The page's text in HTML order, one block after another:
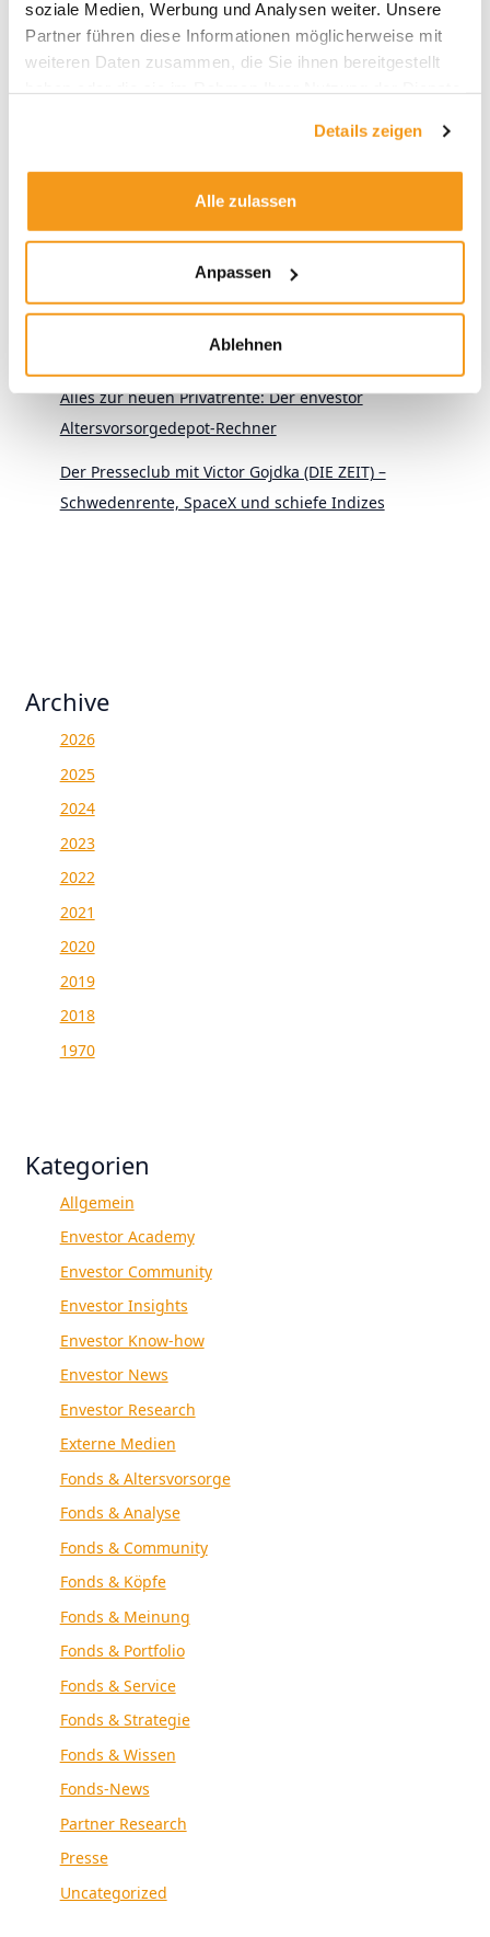
soziale Medien, Werbung und Analysen weiter. Unsere
Partner führen diese Informationen möglicherweise mit
weiteren Daten zusammen, die Sie ihnen bereitgestellt
Details zeigen
Alle zulassen
Anpassen
Ablehnen
Suchen
KI-Aktien: Wie umgehen mit der Herausforderung aus
Wer gewinnt? Vier Anlegertypen und das
Altersvorsorgedepot
Alles zur neuen Privatrente: Der envestor
Altersvorsorgedepot-Rechner
Der Presseclub mit Victor Gojdka (DIE ZEIT) –
Schwedenrente, SpaceX und schiefe Indizes
Archive
2026
2025
2024
2023
2022
2021
2020
2019
2018
1970
Kategorien
Allgemein
Envestor Academy
Envestor Community
Envestor Insights
Envestor Know-how
Envestor News
Envestor Research
Externe Medien
Fonds & Altersvorsorge
Fonds & Analyse
Fonds & Community
Fonds & Köpfe
Fonds & Meinung
Fonds & Portfolio
Fonds & Service
Fonds & Strategie
Fonds & Wissen
Fonds-News
Partner Research
Presse
Uncategorized